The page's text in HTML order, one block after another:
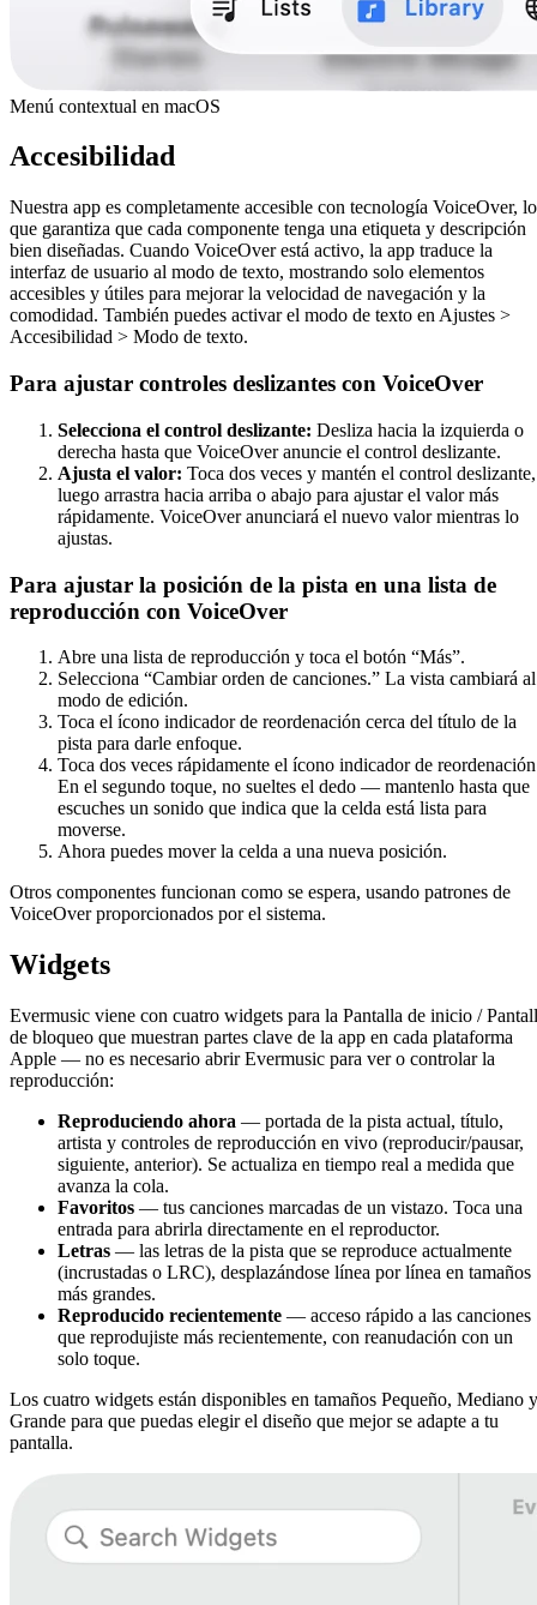
Menú contextual en macOS
Accesibilidad
Nuestra app es completamente accesible con tecnología VoiceOver, lo
que garantiza que cada componente tenga una etiqueta y descripción
bien diseñadas. Cuando VoiceOver está activo, la app traduce la
interfaz de usuario al modo de texto, mostrando solo elementos
accesibles y útiles para mejorar la velocidad de navegación y la
comodidad. También puedes activar el modo de texto en Ajustes >
Accesibilidad > Modo de texto.
Para ajustar controles deslizantes con VoiceOver
Selecciona el control deslizante: Desliza hacia la izquierda o
derecha hasta que VoiceOver anuncie el control deslizante.
Ajusta el valor: Toca dos veces y mantén el control deslizante,
luego arrastra hacia arriba o abajo para ajustar el valor más
rápidamente. VoiceOver anunciará el nuevo valor mientras lo
ajustas.
Para ajustar la posición de la pista en una lista de
reproducción con VoiceOver
Abre una lista de reproducción y toca el botón “Más”.
Selecciona “Cambiar orden de canciones.” La vista cambiará al
modo de edición.
Toca el ícono indicador de reordenación cerca del título de la
pista para darle enfoque.
Toca dos veces rápidamente el ícono indicador de
En el segundo toque, no sueltes el dedo — mantenlo hasta que
escuches un sonido que indica que la celda está lista para
moverse.
Ahora puedes mover la celda a una nueva posición.
Otros componentes funcionan como se espera, usando patrones de
VoiceOver proporcionados por el sistema.
Widgets
Evermusic viene con cuatro widgets para la Pantalla de inicio /
de bloqueo que muestran partes clave de la app en cada plataforma
Apple — no es necesario abrir Evermusic para ver o controlar la
reproducción:
Reproduciendo ahora — portada de la pista actual, título,
artista y controles de reproducción en vivo (reproducir/pausar,
siguiente, anterior). Se actualiza en tiempo real a medida que
avanza la cola.
Favoritos — tus canciones marcadas de un vistazo. Toca una
entrada para abrirla directamente en el reproductor.
Letras — las letras de la pista que se reproduce actualmente
(incrustadas o LRC), desplazándose línea por línea en tamaños
más grandes.
Reproducido recientemente — acceso rápido a las canciones
que reprodujiste más recientemente, con reanudación con un
solo toque.
Los cuatro widgets están disponibles en tamaños Pequeño, Mediano y
Grande para que puedas elegir el diseño que mejor se adapte a tu
pantalla.